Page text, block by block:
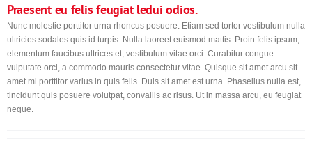
Praesent eu felis feugiat ledui odios.
Nunc molestie porttitor urna rhoncus posuere. Etiam sed tortor vestibulum nulla
ultricies sodales quis id turpis. Nulla laoreet euismod mattis. Proin felis ipsum,
elementum faucibus ultrices et, vestibulum vitae orci. Curabitur congue
vulputate orci, a commodo mauris consectetur vitae. Quisque sit amet arcu sit
amet mi porttitor varius in quis felis. Duis sit amet est urna. Phasellus nulla est,
tincidunt quis posuere volutpat, convallis ac risus. Ut in massa arcu, eu feugiat
neque.